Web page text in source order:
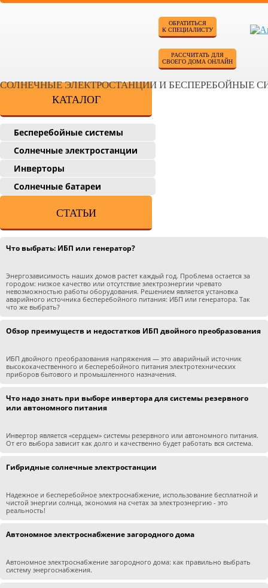
ОБРАТИТЬСЯ
К СПЕЦИАЛИСТУ
РАССЧИТАТЬ ДЛЯ
СВОЕГО ДОМА ОНЛАЙН
СОЛНЕЧНЫЕ ЭЛЕКТРОСТАНЦИИ И БЕСПЕРЕБОЙНЫЕ
КАТАЛОГ
Бесперебойные системы
Солнечные электростанции
Инверторы
Солнечные батареи
СТАТЬИ
Что выбрать: ИБП или генератор?
Энергозависимость наших домов растет каждый год. Проблема остается за
городом: низкое качество или отсутствие электроэнергии чревато
невозможностью работы оборудования. Решением является установка
аварийного источника бесперебойного питания: ИБП или генератора. Так
что же выбрать?
Обзор преимуществ и недостатков ИБП двойного преобразования
ИБП двойного преобразования напряжения — это аварийный источник
высококачественного и бесперебойного питания электротехнических
приборов бытового и промышленного назначения.
Что надо знать при выборе инвертора для системы резервного
или автономного питания
Инвертор является «сердцем» системы резервного или автономного питания.
От его выбора зависит как долго и качественно будет работать вся система.
Гибридные солнечные электростанции
Надежное и бесперебойное электроснабжение, использование бесплатной и
чистой энергии солнца, экономия на счетах за электроэнергию - это
реальность!
Автономное электроснабжение загородного дома
Автономное электроснабжение загородного дома: как правильно выбрать
систему энергоснабжения.